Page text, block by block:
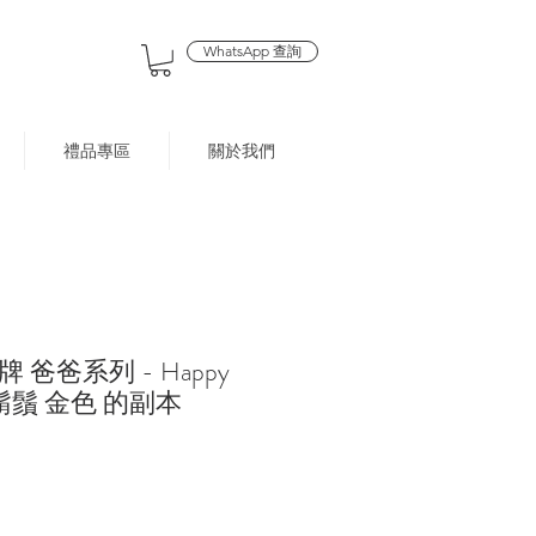
WhatsApp 查詢
禮品專區 關於我們
爸爸系列 - Happy
鬚 金色 的副本